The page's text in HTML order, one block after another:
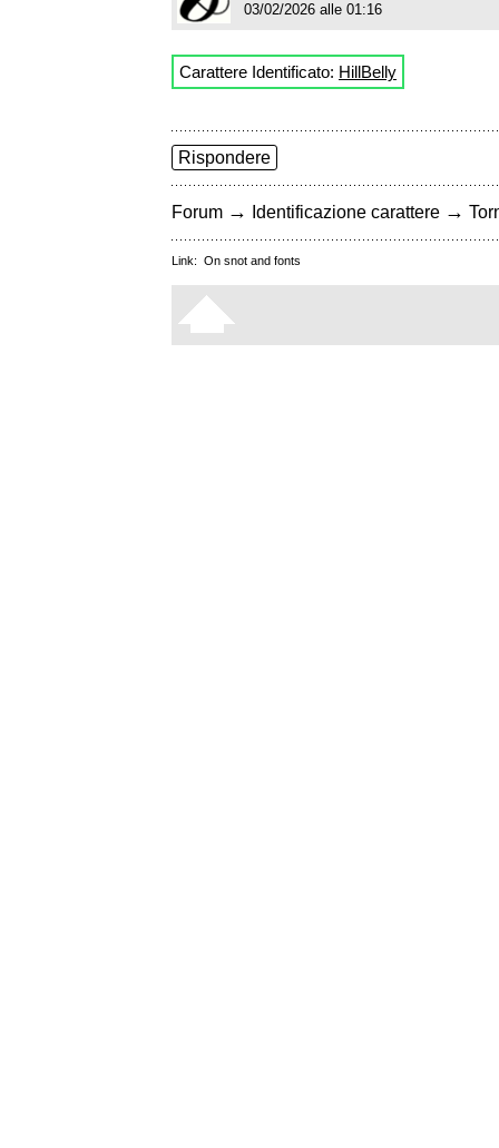
03/02/2026 alle 01:16
Carattere Identificato: HillBelly
Rispondere
Forum → Identificazione carattere →
Link: On snot and fonts